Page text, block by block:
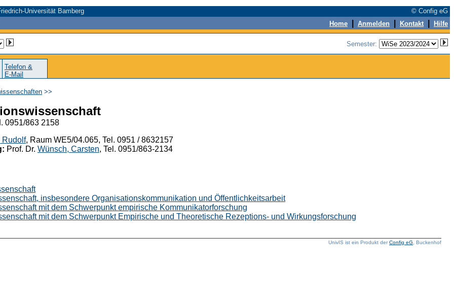
Universität Bamberg
© Config eG
Home Anmelden Kontakt Hilfe
Semester:
Telefon &
E-Mail
>>
0951/863 2158
Rudolf, Raum WE5/04.065, Tel. 0951 / 8632157
Prof. Dr. Wünsch, Carsten, Tel. 0951/863-2134
insbesondere Organisationskommunikation und Öffentlichkeitsarbeit
mit dem Schwerpunkt empirische Kommunikatorforschung
mit dem Schwerpunkt Empirische und Theoretische Rezeptions- und Wirkungsforschung
UnivIS ist ein Produkt derConfig eG , Buckenhof